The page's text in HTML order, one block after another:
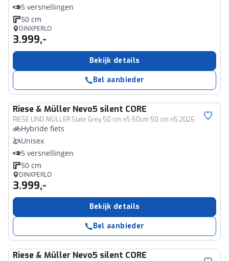
5 versnellingen
50 cm
DINXPERLO
3.999,-
Bekijk details
Bel aanbieder
Riese & Müller Nevo5 silent CORE
RIESE UND MÜLLER Slate Grey 50 cm n5 50cm 50 cm n5 2026
Hybride fiets
Unisex
5 versnellingen
50 cm
DINXPERLO
3.999,-
Bekijk details
Bel aanbieder
Riese & Müller Nevo5 silent CORE